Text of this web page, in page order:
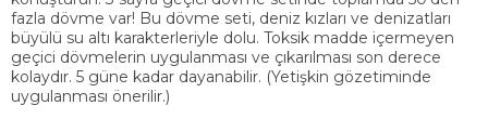
fazla dövme var! Bu dövme seti, deniz kızları ve denizatları
büyülü su altı karakterleriyle dolu. Toksik madde içermeyen
geçici dövmelerin uygulanması ve çıkarılması son derece
kolaydır. 5 güne kadar dayanabilir. (Yetişkin gözetiminde
uygulanması önerilir.)